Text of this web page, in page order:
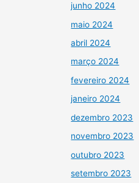
junho 2024
maio 2024
abril 2024
março 2024
fevereiro 2024
janeiro 2024
dezembro 2023
novembro 2023
outubro 2023
setembro 2023